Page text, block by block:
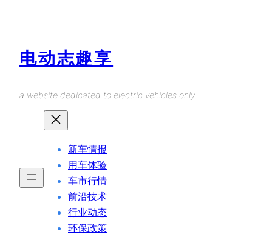
电动志趣享
a website dedicated to electric vehicles only.
新车情报
用车体验
车市行情
前沿技术
行业动态
环保政策